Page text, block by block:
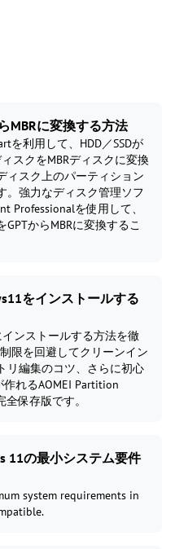
MBRに変換する方法
を利用して、HDD／SSDが
スクをMBRディスクに変換
ィスク上のパーティション
。強力なディスク管理ソフ
Professionalを使用して、
からMBRに変換するこ
をインストールする
ンストールする方法を徹
限を回避してクリーンイン
リ編集のコツ、さらに初心
れるAOMEI Partition
保存版です。
11の最小システム要件
system requirements in